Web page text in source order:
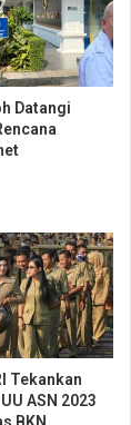
Datangi
Tekankan
ASN 2023
BKN